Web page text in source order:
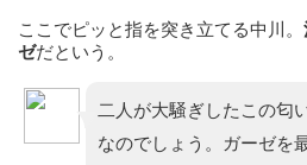
ここでピッと指を突き立てる中川。
ゼだという。
二人が大騒ぎしたこの匂
なのでしょう。ガーゼを